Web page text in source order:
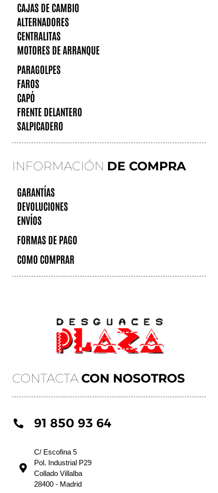
CONTACTA CON NOSOTROS
91 850 93 64
C/ Escofina 5
Pol. Industrial P29
Collado Villalba
28400 - Madrid
CAJAS DE CAMBIO
ALTERNADORES
CENTRALITAS
MOTORES DE ARRANQUE
PARAGOLPES
FAROS
CAPÓ
FRENTE DELANTERO
SALPICADERO
INFORMACIÓN DE COMPRA
GARANTÍAS
DEVOLUCIONES
ENVÍOS
FORMAS DE PAGO
COMO COMPRAR